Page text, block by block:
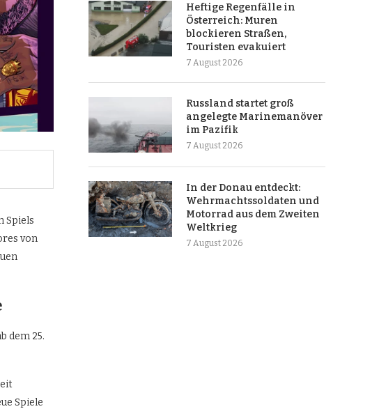
Spiels
von
dem 25.
Spiele
Heftige Regenfälle in
Österreich: Muren
blockieren Straßen,
Touristen evakuiert
7 August 2026
Russland startet groß
angelegte Marinemanöver
im Pazifik
7 August 2026
In der Donau entdeckt:
Wehrmachtssoldaten und
Motorrad aus dem Zweiten
Weltkrieg
7 August 2026